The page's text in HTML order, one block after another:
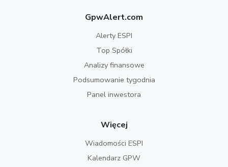
GpwAlert.com
Alerty ESPI
Top Spółki
Analizy finansowe
Podsumowanie tygodnia
Panel inwestora
Więcej
Wiadomości ESPI
Kalendarz GPW